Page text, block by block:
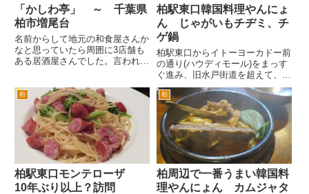
「かしわ亭」 ～ 千葉県
柏市増尾台
名前からして地元の和食屋さんか
なと思っていたら周囲に3店舗も
ある居酒屋さんでした。言われて
が丘の交差点にあります。逆井店
は、逆井駅から踏み切りを横断し
て藤心方面へ行くとすぐ右手に
あ...
柏駅東口韓国料理やんにょ
ん じゃがいもチヂミ、チ
ゲ鍋
柏駅東口からイトーヨーカドー前
の通り(ハウディモール)をまっす
ぐ進み、旧水戸街道を超えて、は
じめて左折できる路地を左折しま
す。 ここが、夜の長全寺商店街
です。夜来るのは、久しぶりで
す。 曲がるとすぐに韓国家庭
料理やんにょんがあります。
や...
柏
柏駅東口モンテローザ
10年ぶり以上？訪問
柏
柏周辺で一番うまい韓国料
理やんにょん カムジャタ